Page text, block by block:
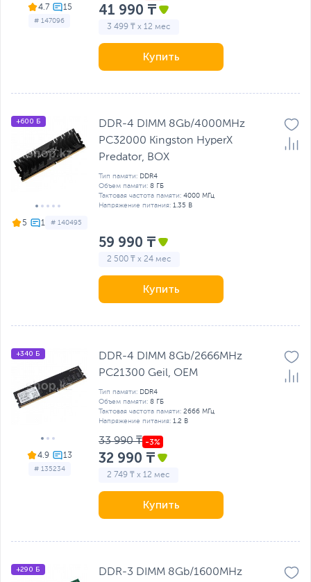
4.7
# 147096
41 990 ₸
3 499 ₸ x 12 мес
Купить
5 # 140495
+600 Б
DDR-4 DIMM 8Gb/4000MHz
PC32000 Kingston HyperX
Predator, BOX
Тип памяти: DDR4
Объем памяти: 8 ГБ
Тактовая частота памяти: 4000 МГц
Напряжение питания: 1.35 В
59 990 ₸
2 500 ₸ x 24 мес
Купить
4.9
# 135234
+340 Б
DDR-4 DIMM 8Gb/2666MHz
PC21300 Geil, OEM
Тип памяти: DDR4
Объем памяти: 8 ГБ
Тактовая частота памяти: 2666 МГц
Напряжение питания: 1.2 В
33 990 ₸
32 990 ₸
2 749 ₸ x 12 мес
Купить
+290 Б
DDR-3 DIMM 8Gb/1600MHz